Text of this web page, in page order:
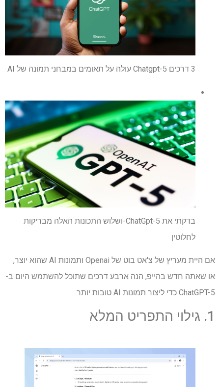
3 דרכים Chatgpt-5 עולה על תאומים במבחני תמונה של AI
בדקתי את ChatGpt-5-ושלוש התכונות האלה מבריקות
לחלוטין
אם היית מעריץ של צ'אט בוט של Openai ותמונות AI שהוא יוצר,
או שאתה חדש בהייפ, הנה ארבע דרכים שתוכל להשתמש היום ב-
ChatGPT-5 כדי ליצור תמונות AI טובות יותר.
1. גילוי התפריט המלא